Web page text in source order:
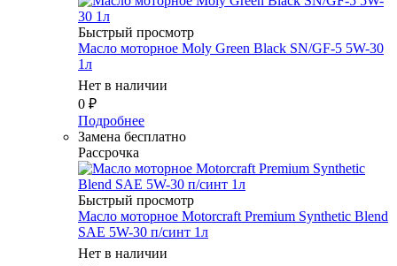
Быстрый просмотр
Масло мотоpное Moly Green Black SN/GF-5 5W-30
1л
Нет в наличии
0 ₽
Подробнее
Замена бесплатно
Рассрочка
Быстрый просмотр
Масло мотоpное Motorcraft Premium Synthetic Blend
SAE 5W-30 п/синт 1л
Нет в наличии